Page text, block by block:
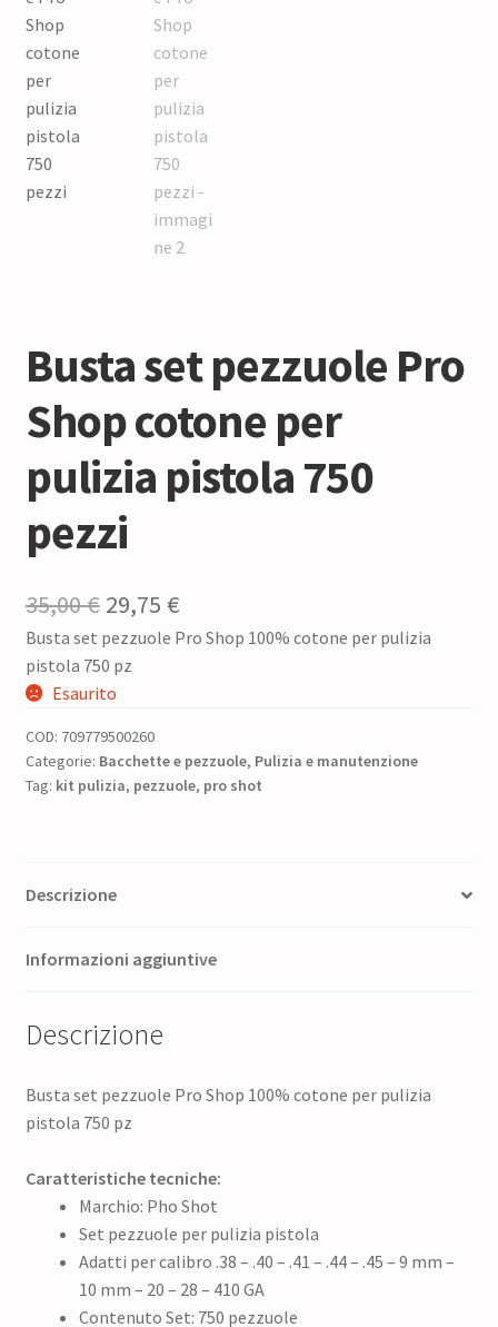
Busta set pezzuole Pro
Shop cotone per
pulizia pistola 750
pezzi
35,00€ Il
prezzo
originale
35,00 €.
29,75 €Il
prezzo
29,75 €.
Busta set pezzuole Pro Shop 100% cotone per pulizia
pistola 750 pz
Esaurito
COD: 709779500260
Categorie: Bacchette e pezzuole, Pulizia e manutenzione
Tag: kit pulizia, pezzuole, pro shot
Descrizione
Informazioni aggiuntive
Descrizione
Busta set pezzuole Pro Shop 100% cotone per pulizia
pistola 750 pz
Caratteristiche tecniche:
Marchio: Pho Shot
Set pezzuole per pulizia pistola
Adatti per calibro .38 – .40 – .41 – .44 – .45 – 9 mm –
10 mm – 20 – 28 – 410 GA
Contenuto Set: 750 pezzuole